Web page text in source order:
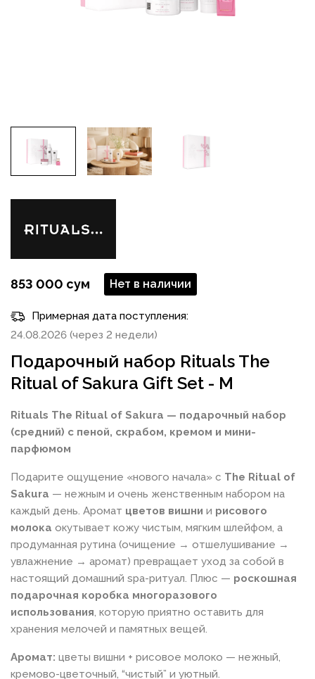
853 000 сум Нет в наличии
Примерная дата поступления:
24.08.2026 (через 2 недели)
Подарочный набор Rituals The
Ritual of Sakura Gift Set - M
Rituals The Ritual of Sakura — подарочный набор
(средний) с пеной, скрабом, кремом и мини-
парфюмом
Подарите ощущение «нового начала» с The Ritual of
Sakura — нежным и очень женственным набором на
каждый день. Аромат цветов вишни и рисового
молока окутывает кожу чистым, мягким шлейфом, а
продуманная рутина (очищение → отшелушивание →
увлажнение → аромат) превращает уход за собой в
настоящий домашний spa-ритуал. Плюс — роскошная
подарочная коробка многоразового
использования, которую приятно оставить для
хранения мелочей и памятных вещей.
Аромат: цветы вишни + рисовое молоко — нежный,
кремово-цветочный, “чистый” и уютный.